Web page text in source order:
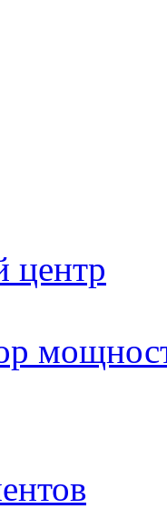
центр